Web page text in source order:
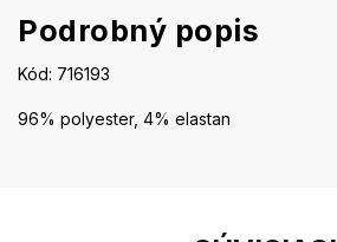
Podrobný popis
Kód: 716193
96% polyester, 4% elastan